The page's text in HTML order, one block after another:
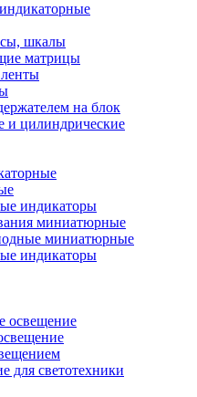
шкалы
матрицы
на блок
и цилиндрические
индикаторы
миниатюрные
миниатюрные
индикаторы
освещение
для светотехники